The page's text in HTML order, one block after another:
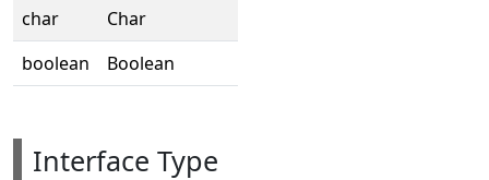
char
Char
boolean
Boolean
Interface Type